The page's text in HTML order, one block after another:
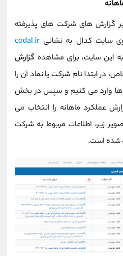
گزارش های شرکت های پذیرفته
سایت کدال به نشانی codal.ir
این سایت، برای مشاهده گزارش
در ابتدا نام شرکت یا نماد آن را
وارد می کنیم و سپس در بخش
عملکرد ماهانه را انتخاب می
زیر، اطلاعات مربوط به شرکت
شده است.